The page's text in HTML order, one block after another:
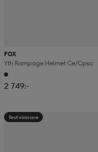
FOX
Yth Rampage Helmet Ce/cpsc
2 749:-
Testvinnare